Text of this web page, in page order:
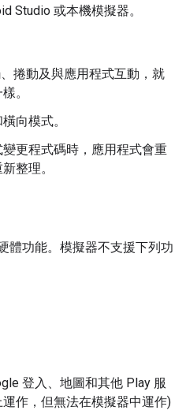
Studio 或本機模擬器。
、捲動及與應用程式互動，就
。
向模式。
變更程式碼時，應用程式會重
整理。
體功能。模擬器不支援下列功
登入、地圖和其他 Play 服
作，但無法在模擬器中運作)